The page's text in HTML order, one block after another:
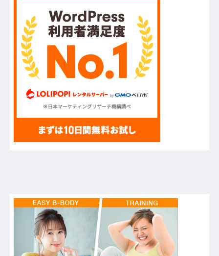
フジテレビが金の卵を産む鶏を自ら絞め殺した模
様、社運を賭けたドル箱コンテンツが御蔵入りに
なってしまい……他
ハードオフに売っていた4万4000円のフィギュア
がヤバすぎるｗｗｗｗｗｗ「こんな高いの？ｗ
【GIF】JSのカンチョーワロタ
ｗｗｗ(※画像あり)